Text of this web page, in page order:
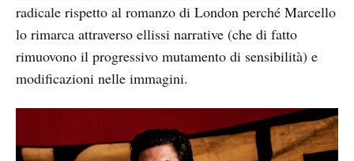
radicale rispetto al romanzo di London perché Marcello
lo rimarca attraverso ellissi narrative (che di fatto
rimuovono il progressivo mutamento di sensibilità) e
modificazioni nelle immagini.